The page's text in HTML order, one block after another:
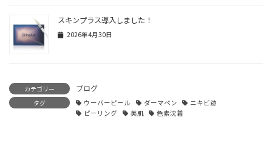
スキンプラス導入しました！
2026年4月30日
カテゴリー ブログ
タグ ウーバーピール ダーマペン
ニキビ跡
ピーリング
美肌 色素沈着